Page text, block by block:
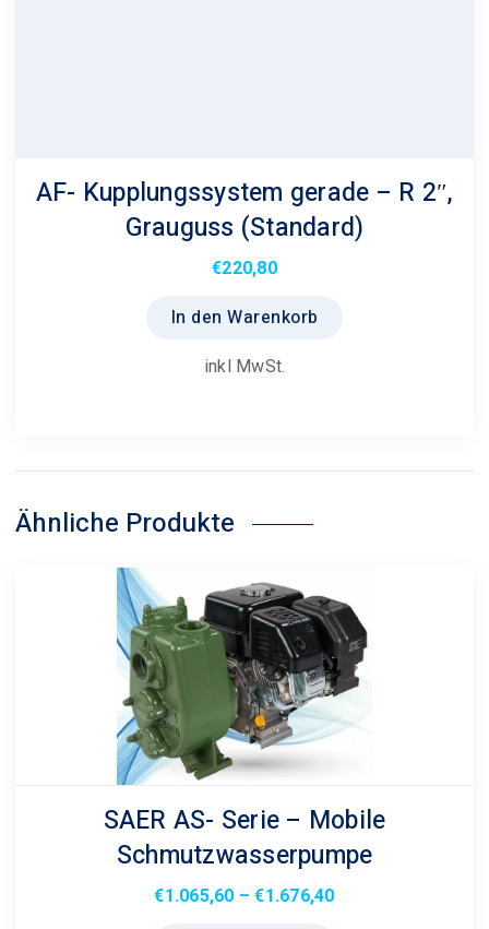
AF- Kupplungssystem gerade – R 2″,
Grauguss (Standard)
€220,80
In den Warenkorb
inkl MwSt.
Ähnliche Produkte
SAER AS- Serie – Mobile
Schmutzwasserpumpe
€1.065,60 –€1.676,40Preisspanne: